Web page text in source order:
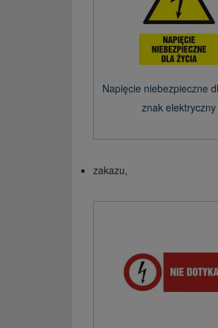
Napięcie niebezpieczne
znak elektryczny
zakazu,